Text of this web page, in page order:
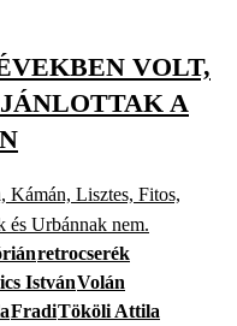
VOLT,
A
Lisztes, Fitos,
Urbánnak nem.
retrocserék
IstvánVolán
FradiTököli Attila